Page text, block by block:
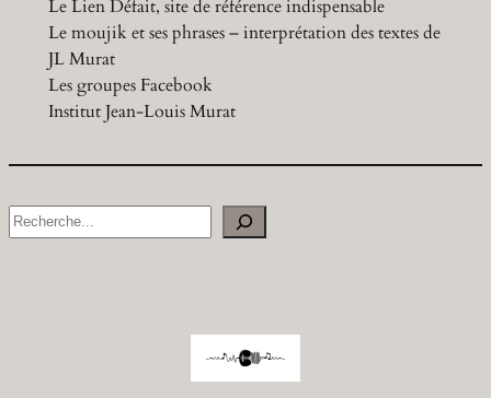
Le Lien Défait, site de référence indispensable
Le moujik et ses phrases – interprétation des textes de
JL Murat
Les groupes Facebook
Institut Jean-Louis Murat
S